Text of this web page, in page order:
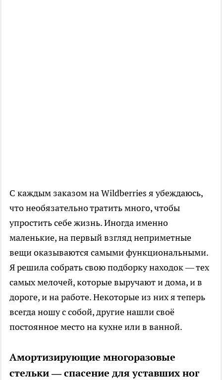
С каждым заказом на Wildberries я убеждаюсь,
что необязательно тратить много, чтобы
упростить себе жизнь. Иногда именно
маленькие, на первый взгляд неприметные
вещи оказываются самыми функциональными.
Я решила собрать свою подборку находок — тех
самых мелочей, которые выручают и дома, и в
дороге, и на работе. Некоторые из них я теперь
всегда ношу с собой, другие нашли своё
постоянное место на кухне или в ванной.
Амортизирующие многоразовые
стельки — спасение для уставших ног